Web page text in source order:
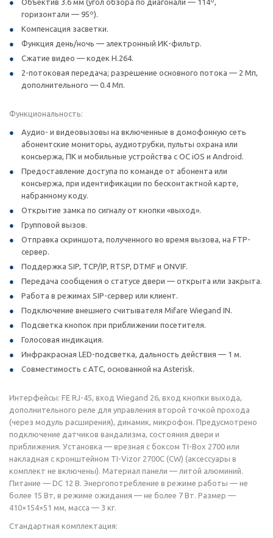
Объектив 3.6 мм (угол обзора по диагонали — 114º,
горизонтали — 95º).
Компенсация засветки.
Функция день/ночь — электронный ИК-фильтр.
Сжатие видео — кодек H.264.
2-потоковая передача; разрешение основного потока — 2 Мп,
дополнительного — 0.4 Мп.
Функциональность:
Аудио- и видеовызовы на включенные в домофонную сеть
абонентские мониторы, аудиотрубки, пульты охрана или
консьержа, ПК и мобильные устройства с ОС iOS и Android.
Предоставление доступа по команде от абонента или
консьержа, при идентификации по бесконтактной карте,
набранному коду.
Открытие замка по сигналу от кнопки «выход».
Групповой вызов.
Отправка скриншота, полученного во время вызова, на FTP-
сервер.
Поддержка SIP, TCP/IP, RTSP, DTMF и ONVIF.
Передача сообщения о статусе двери — открыта или закрыта.
Работа в режимах SIP-сервер или клиент.
Подключение внешнего считывателя Mifare Wiegand IN.
Подсветка кнопок при приближении посетителя.
Голосовая индикация.
Инфракрасная LED-подсветка, дальность действия — 1 м.
Совместимость с АТС, основанной на Asterisk.
Интерфейсы: FE RJ-45, вход Wiegand 26, вход кнопки выхода,
дополнительного реле для управления второй точкой прохода
(через модуль расширения), динамик, микрофон. Предусмотрено
подключение датчиков вандализма, состояния двери и
приближения. Установка — врезная с боксом TI-Box 2700 или
накладная с кронштейном TI-Vizor 2700C (CW) (аксессуары в
комплект не включены). Материал панели — литой алюминий.
Питание — DC 12 В. Энергопотребление в режиме работы — не
более 15 Вт, в режиме ожидания — не более 7 Вт. Размер —
410×154×51 мм, масса — 3 кг.
Стандартная комплектация: